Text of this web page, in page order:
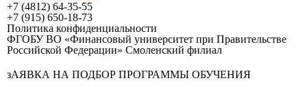
+7 (4812) 64-35-55
+7 (915) 650-18-73
Политика конфиденциальности
ФГОБУ ВО «Финансовый университет при Правительстве
Российской Федерации» Смоленский филиал
зАЯВКА НА ПОДБОР ПРОГРАММЫ ОБУЧЕНИЯ